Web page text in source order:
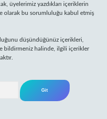
üyelerimiz yazdıkları içeriklerin
olarak bu sorumluluğu kabul etmiş
düşündüğünüz içerikleri,
bildirmeniz halinde, ilgili içerikler